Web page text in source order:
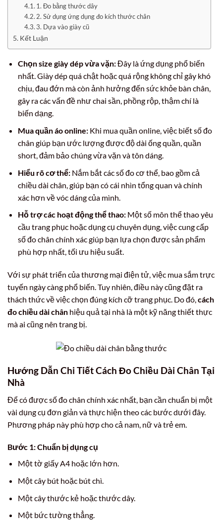
1. Đo bằng thước dây
2. Sử dụng ứng dụng đo kích thước chân
3. Dựa vào giày cũ
Kết Luận
Chọn size giày dép vừa vặn:Đây là ứng dụng phổ biến
nhất. Giày dép quá chật hoặc quá rộng không chỉ gây khó
chịu, đau đớn mà còn ảnh hưởng đến sức khỏe bàn chân,
gây ra các vấn đề như chai sần, phồng rộp, thậm chí là
biến dạng.
Mua quần áo online:Khi mua quần online, việc biết số đo
chân giúp bạn ước lượng được độ dài ống quần, quần
short, đảm bảo chúng vừa vặn và tôn dáng.
Hiểu rõ cơ thể:Nắm bắt các số đo cơ thể, bao gồm cả
chiều dài chân, giúp bạn có cái nhìn tổng quan và chính
xác hơn về vóc dáng của mình.
Hỗ trợ các hoạt động thể thao:Một số môn thể thao yêu
cầu trang phục hoặc dụng cụ chuyên dụng, việc cung cấp
số đo chân chính xác giúp bạn lựa chọn được sản phẩm
phù hợp nhất, tối ưu hiệu suất.
Với sự phát triển của thương mại điện tử, việc mua sắm trực
tuyến ngày càng phổ biến. Tuy nhiên, điều này cũng đặt ra
thách thức về việc chọn đúng kích cỡ trang phục. Do đó,cách
đo chiều dài chân hiệu quả tại nhà là một kỹ năng thiết thực
mà ai cũng nên trang bị.
Hướng Dẫn Chi Tiết Cách Đo Chiều Dài Chân Tại
Nhà
Để có được số đo chân chính xác nhất, bạn cần chuẩn bị một
vài dụng cụ đơn giản và thực hiện theo các bước dưới đây.
Phương pháp này phù hợp cho cả nam, nữ và trẻ em.
Bước 1: Chuẩn bị dụng cụ
Một tờ giấy A4 hoặc lớn hơn.
Một cây bút hoặc bút chì.
Một cây thước kẻ hoặc thước dây.
Một bức tường thẳng.